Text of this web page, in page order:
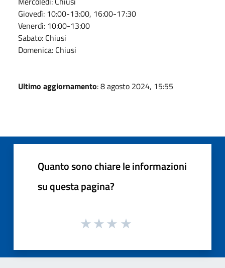
Giovedì: 10:00-13:00, 16:00-17:30
Venerdì: 10:00-13:00
Sabato: Chiusi
Domenica: Chiusi
Ultimo aggiornamento: 8 agosto 2024, 15:55
Quanto sono chiare le informazioni
su questa pagina?